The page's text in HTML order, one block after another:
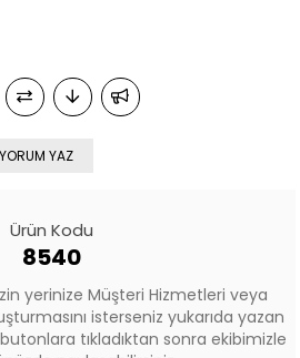
YORUM YAZ
Ürün Kodu
8540
yerinize Müşteri Hizmetleri veya
isterseniz yukarıda yazan
tıkladıktan sonra ekibimizle